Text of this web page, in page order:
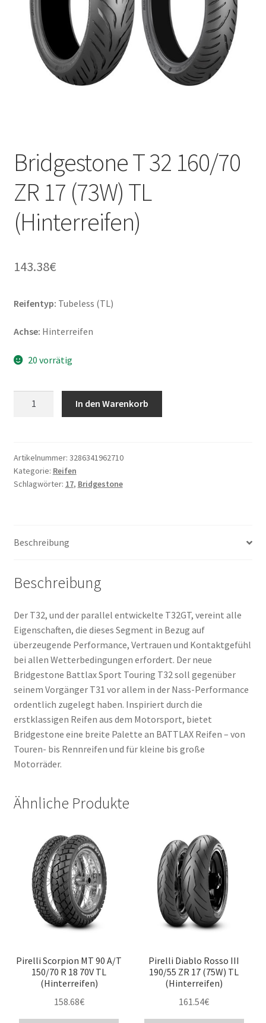
Bridgestone T 32 160/70
ZR 17 (73W) TL
(Hinterreifen)
143.38€
Reifentyp: Tubeless (TL)
Achse: Hinterreifen
20 vorrätig
ZR
17
(73W)
In den Warenkorb
Artikelnummer: 3286341962710
Kategorie: Reifen
Schlagwörter: 17, Bridgestone
Beschreibung
Beschreibung
Der T32, und der parallel entwickelte T32GT, vereint alle
Eigenschaften, die dieses Segment in Bezug auf
überzeugende Performance, Vertrauen und Kontaktgefühl
bei allen Wetterbedingungen erfordert. Der neue
Bridgestone Battlax Sport Touring T32 soll gegenüber
seinem Vorgänger T31 vor allem in der Nass-Performance
ordentlich zugelegt haben. Inspiriert durch die
erstklassigen Reifen aus dem Motorsport, bietet
Bridgestone eine breite Palette an BATTLAX Reifen – von
Touren- bis Rennreifen und für kleine bis große
Motorräder.
Ähnliche Produkte
Pirelli Scorpion MT 90 A/T
150/70 R 18 70V TL
(Hinterreifen)
158.68€
Pirelli Diablo Rosso III
190/55 ZR 17 (75W) TL
(Hinterreifen)
161.54€